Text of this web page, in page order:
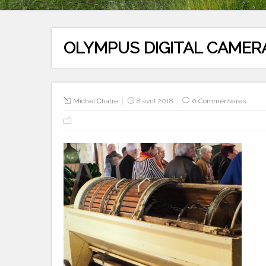
OLYMPUS DIGITAL
Michel Chatre 8 avril 2018 0 Commentaires